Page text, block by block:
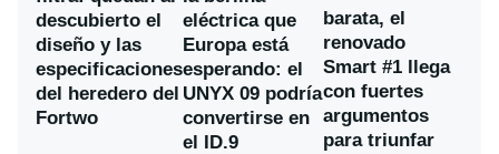
descubierto el
diseño y las
especificaciones
del heredero del
Fortwo
eléctrica que
Europa está
esperando: el
UNYX 09 podría
convertirse en
el ID.9
barata, el
renovado
Smart #1 llega
con fuertes
argumentos
para triunfar